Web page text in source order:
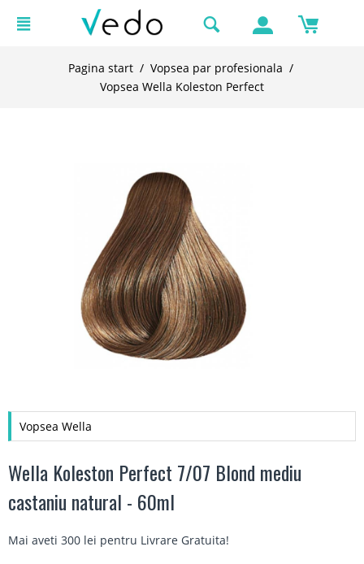
Pagina start / Vopsea par profesionala /
Vopsea Wella Koleston Perfect
Vopsea Wella
Wella Koleston Perfect 7/07 Blond mediu
castaniu natural - 60ml
Mai aveti 300 lei pentru Livrare Gratuita!